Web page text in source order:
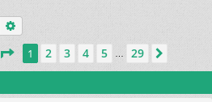
Szukaj
Strona z 29
1 2 3 4 5 29